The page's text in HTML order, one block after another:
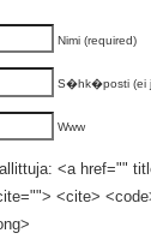
Nimi (required)
S�hk�posti (ei
Www
<a href=""
<cite>